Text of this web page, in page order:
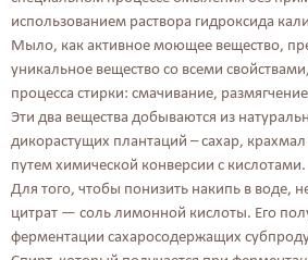
использованием раствора гидроксида
Мыло, как активное моющее вещество,
уникальное вещество со всеми
процесса стирки: смачивание,
Эти два вещества добываются из
дикорастущих плантаций – сахар,
путем химической конверсии с кислотами.
Для того, чтобы понизить накипь в воде,
цитрат — соль лимонной кислоты. Его
ферментации сахаросодержащих